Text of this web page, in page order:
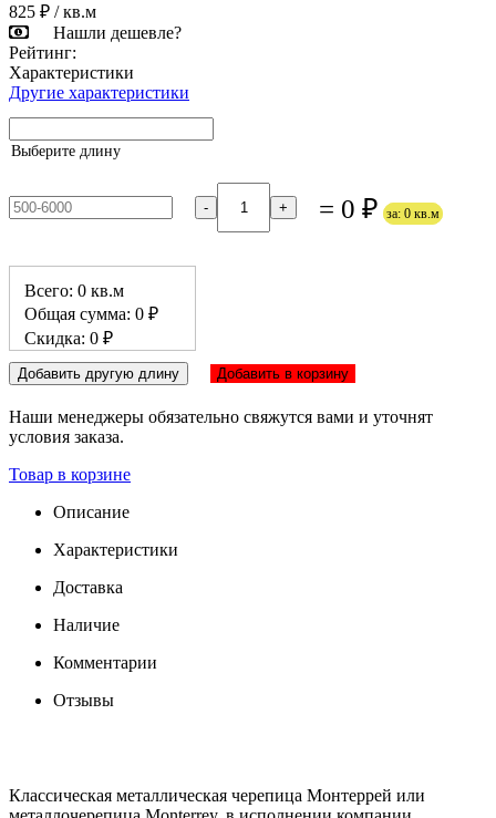
825 ₽ / кв.м
Нашли дешевле?
Рейтинг:
Характеристики
Другие характеристики
Выберите длину
- + = 0 ₽ за: 0 кв.м
Всего: 0 кв.м
Общая сумма: 0 ₽
Скидка: 0 ₽
Добавить другую длину Добавить в корзину
Наши менеджеры обязательно свяжутся вами и уточнят
условия заказа.
Товар в корзине
Описание
Характеристики
Доставка
Наличие
Комментарии
Отзывы
Классическая металлическая черепица Монтеррей или